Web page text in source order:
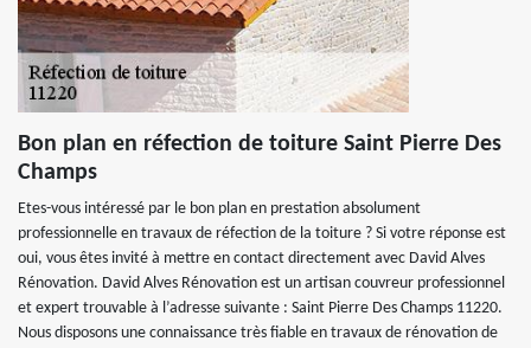
Bon plan en réfection de toiture Saint Pierre Des
Champs
Etes-vous intéressé par le bon plan en prestation absolument
professionnelle en travaux de réfection de la toiture ? Si votre réponse est
oui, vous êtes invité à mettre en contact directement avec David Alves
Rénovation. David Alves Rénovation est un artisan couvreur professionnel
et expert trouvable à l’adresse suivante : Saint Pierre Des Champs 11220.
Nous disposons une connaissance très fiable en travaux de rénovation de